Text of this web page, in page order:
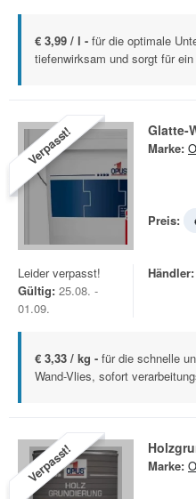
€ 3,99 / l - für die optimale
tiefenwirksam und sorgt für
Verpasst! Glatte-
Marke:
Preis:
Leider verpasst!
Gültig: 25.08. -
01.09.
Händler:
€ 3,33 / kg - für die schnelle
Wand-Vlies, sofort
Verpasst! Marke: